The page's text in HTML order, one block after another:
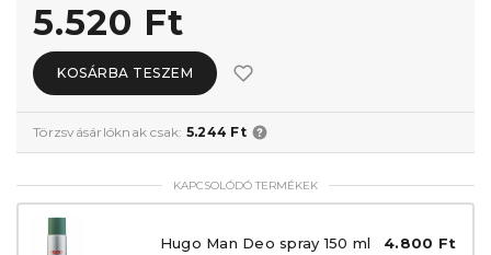
5.520 Ft
KOSÁRBA TESZEM
Törzsvásárlóknak csak: 5.244 Ft
KAPCSOLÓDÓ TERMÉKEK
Hugo Man Deo spray 150 ml 4.800 Ft